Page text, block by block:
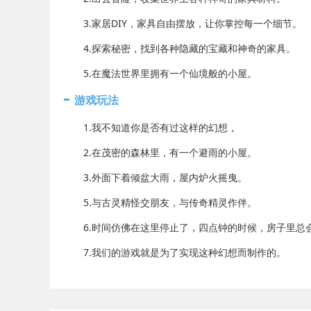
3.家居DIY，家具自由摆放，让你掌控每一个细节。
4.探索秘密，找到各种隐藏的宝藏和神奇的家具。
5.在魔法世界里拥有一个仙境般的小屋。
游戏玩法
1.我不知道你是否有过这样的幻想，
2.在茂密的森林里，有一个避雨的小屋。
3.外面下着倾盆大雨，屋内炉火摇曳。
5.与古灵精怪交朋友，与传奇精灵作伴。
6.时间仿佛在这里停止了，四点钟的时候，房子里总会
7.我们的游戏就是为了实现这种幻想而制作的。